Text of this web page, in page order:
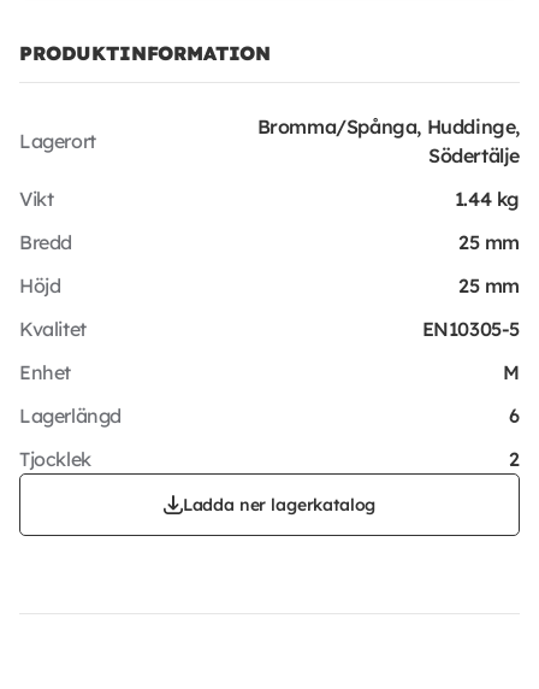
PRODUKTINFORMATION
Lagerort
Bromma/Spånga, Huddinge,
Södertälje
Vikt
1.44 kg
Bredd
25 mm
Höjd
25 mm
Kvalitet
EN10305-5
Enhet
M
Lagerlängd
6
Tjocklek
2
Ladda ner lagerkatalog